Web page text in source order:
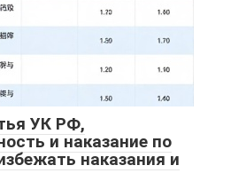
УК РФ,
и наказание по
наказания и